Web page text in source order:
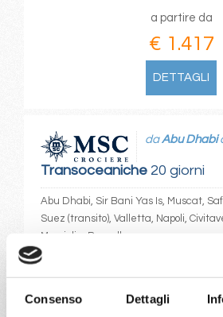
Consenso Dettagli
a partire da
€ 1.417
DETTAGLI
Transoceaniche20 giorni
daAbu Dhabi
Abu Dhabi, Sir Bani Yas Is, Muscat,
Suez (transito), Valletta, Napoli,
Marsiglia, Barcellona
05/04/2027
€ 1.417